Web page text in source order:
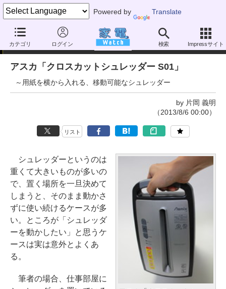
Powered by Translate
カテゴリ ログイン 検索 Impressサイト
家電製品ミニレビュー
アスカ「クロスカットシュレッダー S01」
～用紙を横から入れる、移動可能なシュレッダー
by 片岡 義明
（2013/8/6 00:00）
リスト
シュレッダーというのは
重くて大きいものが多いの
で、置く場所を一旦決めて
しまうと、そのまま動かさ
ずに使い続けるケースが多
い。ところが「シュレッダ
ーを動かしたい」と思うケ
ースは実は意外とよくあ
る。
筆者の場合、仕事部屋に